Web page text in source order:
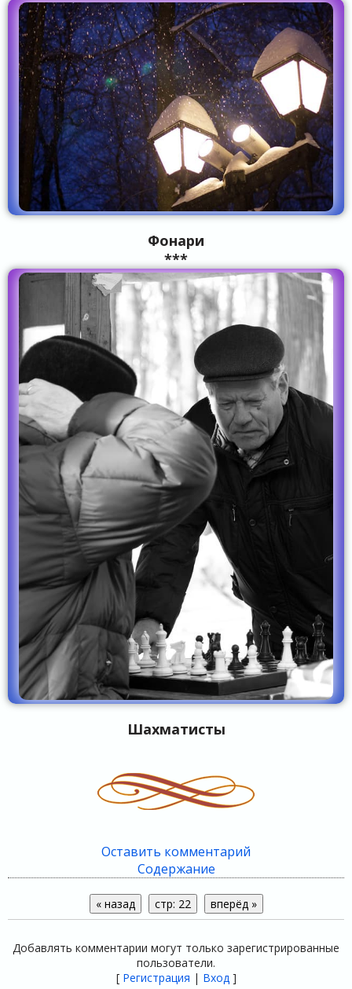
Фонари
***
Шахматисты
Оставить комментарий
Содержание
Добавлять комментарии могут только зарегистрированные
пользователи.
[ Регистрация | Вход]